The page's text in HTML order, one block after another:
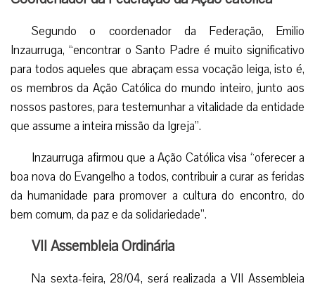
Segundo o coordenador da Federação, Emilio
Inzaurruga, “encontrar o Santo Padre é muito significativo
para todos aqueles que abraçam essa vocação leiga, isto é,
os membros da Ação Católica do mundo inteiro, junto aos
nossos pastores, para testemunhar a vitalidade da entidade
que assume a inteira missão da Igreja”.
Inzaurruga afirmou que a Ação Católica visa “oferecer a
boa nova do Evangelho a todos, contribuir a curar as feridas
da humanidade para promover a cultura do encontro, do
bem comum, da paz e da solidariedade”.
VII Assembleia Ordinária
Na sexta-feira, 28/04, será realizada a VII Assembleia